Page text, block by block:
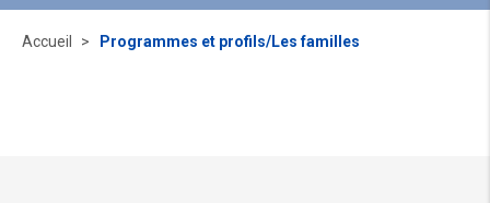
Accueil Programmes et profils/Les familles